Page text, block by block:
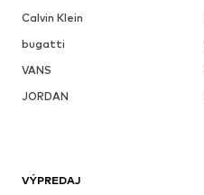
Calvin Klein
bugatti
VANS
JORDAN
VÝPREDAJ